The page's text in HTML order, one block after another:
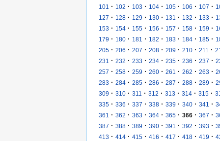
101
· 102 · 103 · 104 · 105 · 106 · 107 ·
127 · 128 · 129 · 130 · 131 · 132 · 133 ·
153 · 154 · 155 · 156 · 157 · 158 · 159 ·
179 · 180 · 181 · 182 · 183 · 184 · 185 ·
205 · 206 · 207 · 208 · 209 · 210 · 211 ·
231
· 232 · 233 · 234 · 235 · 236 · 237 ·
257 · 258 · 259 · 260 · 261 · 262 · 263 ·
283 · 284 · 285 · 286 · 287 · 288 · 289 ·
309 · 310 · 311 · 312 · 313 · 314 · 315 ·
335 · 336 · 337 · 338 · 339 · 340 · 341 ·
361
· 362 · 363 · 364 · 365 · 366 · 367 ·
387 · 388 · 389 · 390 · 391 · 392 · 393 ·
413 · 414 · 415 · 416 · 417 · 418 · 419 ·